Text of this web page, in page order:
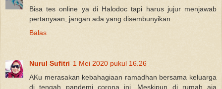
Bisa tes online ya di Halodoc tapi harus jujur menjawab
pertanyaan, jangan ada yang disembunyikan
Balas
Nurul Sufitri 1 Mei 2020 pukul 16.26
AKu merasakan kebahagiaan ramadhan bersama keluarga
di tengah pandemi corona ini. Meskipun di rumah aja